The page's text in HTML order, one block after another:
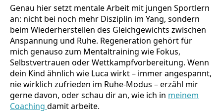
Genau hier setzt mentale Arbeit mit jungen Sportlern
an: nicht bei noch mehr Disziplin im Yang, sondern
beim Wiederherstellen des Gleichgewichts zwischen
Anspannung und Ruhe. Regeneration gehört für
mich genauso zum Mentaltraining wie Fokus,
Selbstvertrauen oder Wettkampfvorbereitung. Wenn
dein Kind ähnlich wie Luca wirkt – immer angespannt,
nie wirklich zufrieden im Ruhe-Modus – erzähl mir
gerne davon, oder schau dir an, wie ich in meinem
Coaching damit arbeite.